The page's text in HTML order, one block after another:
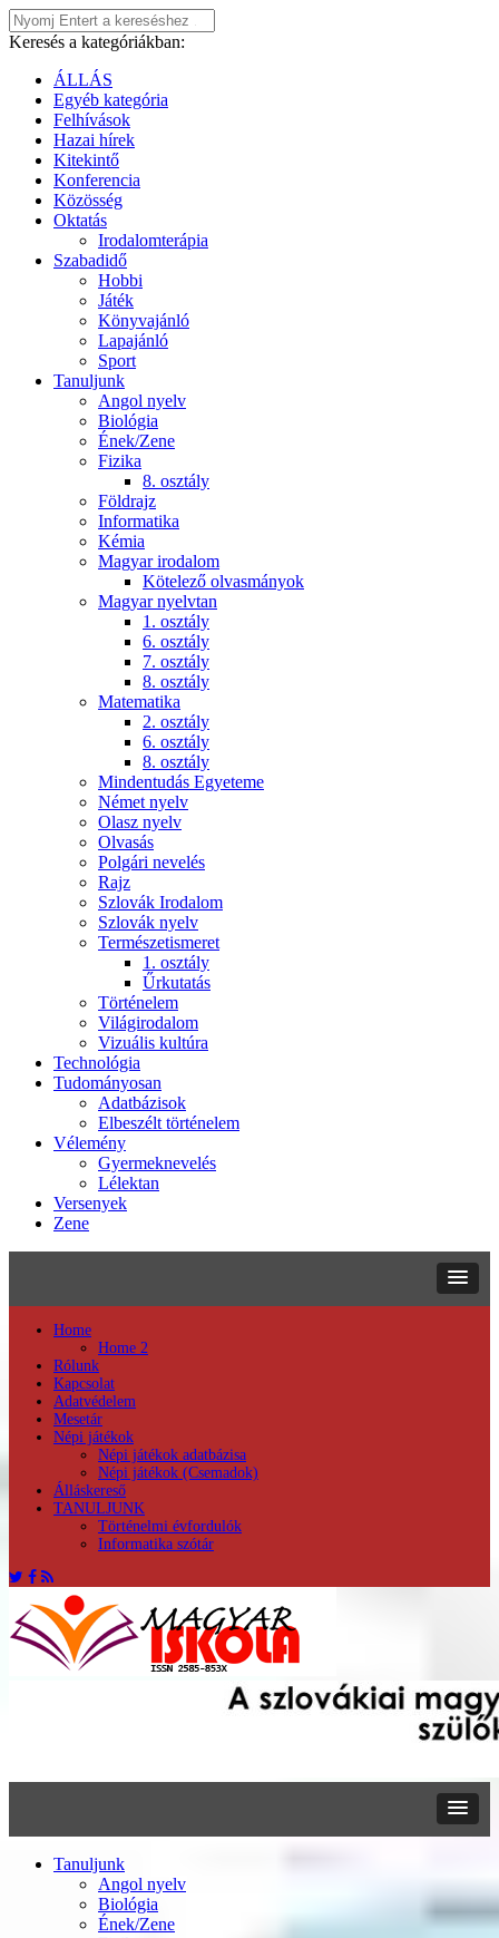
Keresés a kategóriákban:
ÁLLÁS
Egyéb kategória
Felhívások
Hazai hírek
Kitekintő
Konferencia
Közösség
Oktatás
Irodalomterápia
Szabadidő
Hobbi
Játék
Könyvajánló
Lapajánló
Sport
Tanuljunk
Angol nyelv
Biológia
Ének/Zene
Fizika
8. osztály
Földrajz
Informatika
Kémia
Magyar irodalom
Kötelező olvasmányok
Magyar nyelvtan
1. osztály
6. osztály
7. osztály
8. osztály
Matematika
2. osztály
6. osztály
8. osztály
Mindentudás Egyeteme
Német nyelv
Olasz nyelv
Olvasás
Polgári nevelés
Rajz
Szlovák Irodalom
Szlovák nyelv
Természetismeret
1. osztály
Űrkutatás
Történelem
Világirodalom
Vizuális kultúra
Technológia
Tudományosan
Adatbázisok
Elbeszélt történelem
Vélemény
Gyermeknevelés
Lélektan
Versenyek
Zene
Home
Home 2
Rólunk
Kapcsolat
Adatvédelem
Mesetár
Népi játékok
Népi játékok adatbázisa
Népi játékok (Csemadok)
Álláskereső
TANULJUNK
Történelmi évfordulók
Informatika szótár
Tanuljunk
Angol nyelv
Biológia
Ének/Zene